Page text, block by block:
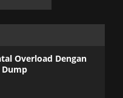
Overload Dengan